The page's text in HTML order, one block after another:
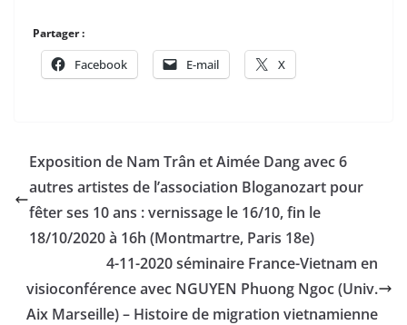
Partager :
Facebook E-mail X
Exposition de Nam Trân et Aimée Dang avec 6
autres artistes de l’association Bloganozart pour
fêter ses 10 ans : vernissage le 16/10, fin le
18/10/2020 à 16h (Montmartre, Paris 18e)
4-11-2020 séminaire France-Vietnam en
visioconférence avec NGUYEN Phuong Ngoc (Univ.
Aix Marseille) – Histoire de migration vietnamienne